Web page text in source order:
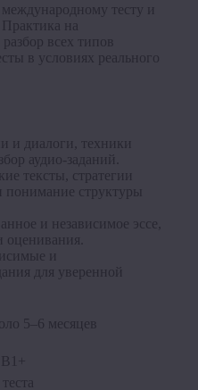
тесту и
на
всех типов
в условиях реального
и диалоги, техники
аудио-заданий.
тексты, стратегии
понимание структуры
и независимое эссе,
оценивания.
и
для уверенной
5–6 месяцев